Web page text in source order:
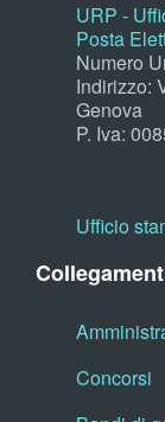
URP -
Posta
Numero
Indirizzo:
Genova
P. Iva:
Ufficio
Concorsi